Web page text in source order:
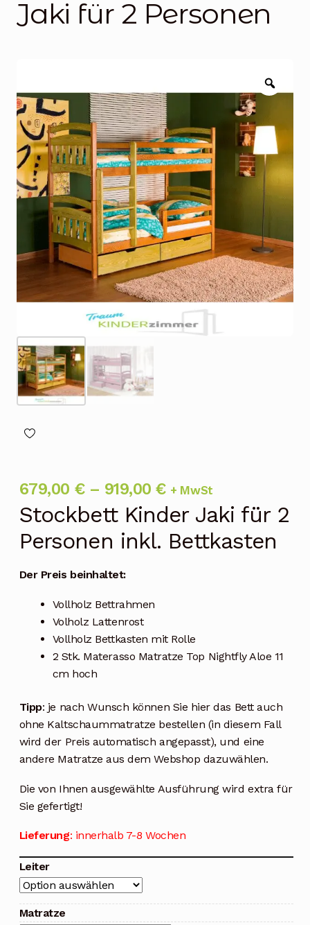
Blog
Mein Konto
Rechtliche Hinweise
öffnen
Jaki für 2 Personen
679,00 € – 919,00€Preisspanne:
679,00 €
bis
+ MwSt
Stockbett Kinder Jaki für 2
Personen inkl. Bettkasten
Der Preis beinhaltet:
Vollholz Bettrahmen
Volholz Lattenrost
Vollholz Bettkasten mit Rolle
2 Stk. Materasso Matratze Top Nightfly Aloe 11
cm hoch
Tipp: je nach Wunsch können Sie hier das Bett auch
ohne Kaltschaummatratze bestellen (in diesem Fall
wird der Preis automatisch angepasst), und eine
andere Matratze aus dem Webshop dazuwählen.
Die von Ihnen ausgewählte Ausführung wird extra für
Sie gefertigt!
Lieferung: innerhalb 7-8 Wochen
Leiter
Matratze